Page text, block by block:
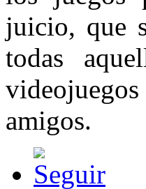
juicio, que
todas
amigos.